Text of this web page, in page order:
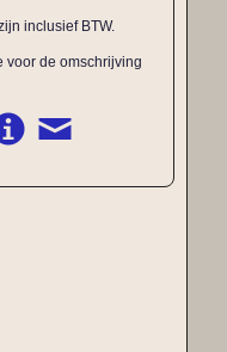
inclusief BTW.
voor de omschrijving